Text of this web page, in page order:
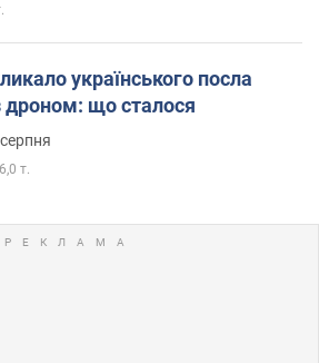
українського посла
дроном: що сталося
6,0 т.